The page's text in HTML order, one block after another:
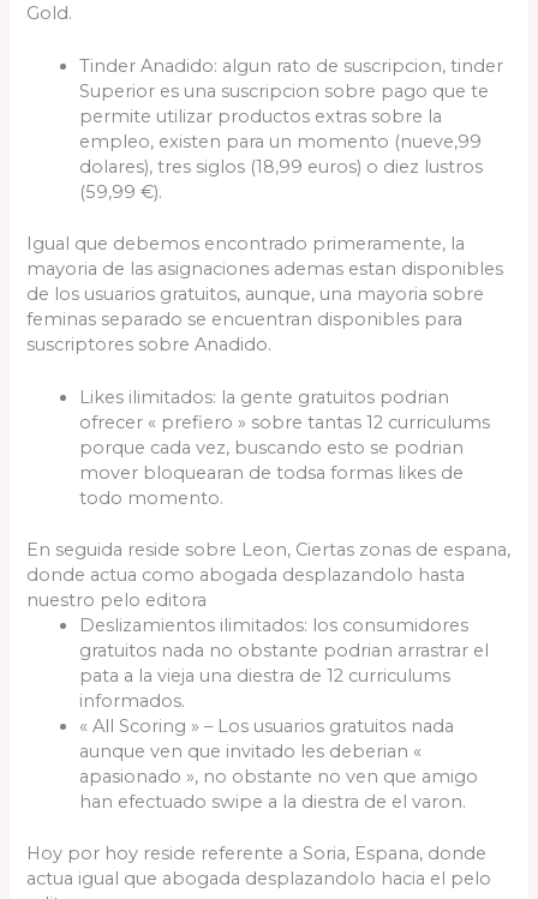
Gold.
Tinder Anadido: algun rato de suscripcion, tinder
Superior es una suscripcion sobre pago que te
permite utilizar productos extras sobre la
empleo, existen para un momento (nueve,99
dolares), tres siglos (18,99 euros) o diez lustros
(59,99 €).
Igual que debemos encontrado primeramente, la
mayori­a de las asignaciones ademas estan disponibles
de los usuarios gratuitos, aunque, una mayori­a sobre
feminas separado se encuentran disponibles para
suscriptores sobre Anadido.
Likes ilimitados: la gente gratuitos podrian
ofrecer « prefiero » sobre tantas 12 curriculums
porque cada vez, buscando esto se podri­an
mover bloquearan de todsa formas likes de
todo momento.
En seguida reside sobre Leon, Ciertas zonas de espana,
donde actua como abogada desplazandolo hasta
nuestro pelo editora
Deslizamientos ilimitados: los consumidores
gratuitos nada no obstante podrian arrastrar el
pata a la vieja una diestra de 12 curriculums
informados.
« All Scoring » – Los usuarios gratuitos nada
aunque ven que invitado les deberian «
apasionado », no obstante no ven que amigo
han efectuado swipe a la diestra de el varon.
Hoy por hoy reside referente a Soria, Espana, donde
actua igual que abogada desplazandolo hacia el pelo